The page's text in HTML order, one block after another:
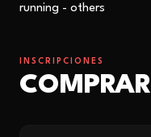
running - others
INSCRIPCIONES